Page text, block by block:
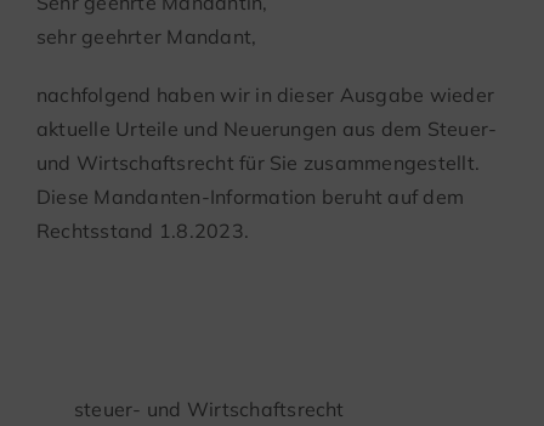
sehr geehrter Mandant,
nachfolgend haben wir in dieser Ausgabe wieder
aktuelle Urteile und Neuerungen aus dem Steuer-
und Wirtschaftsrecht für Sie zusammengestellt.
Diese Mandanten-Information beruht auf dem
Rechtsstand 1.8.2023.
steuer- und Wirtschaftsrecht